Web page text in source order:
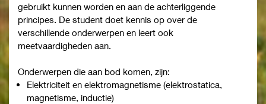
gebruikt kunnen worden en aan de achterliggende
principes. De student doet kennis op over de
verschillende onderwerpen en leert ook
meetvaardigheden aan.
Onderwerpen die aan bod komen, zijn:
Elektriciteit en elektromagnetisme (elektrostatica,
magnetisme, inductie)